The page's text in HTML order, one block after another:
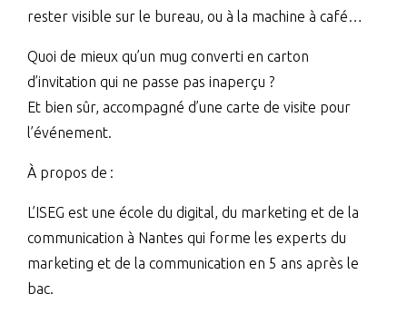
rester visible sur le bureau, ou à la machine à café…
Quoi de mieux qu’un mug converti en carton
d’invitation qui ne passe pas inaperçu ?
Et bien sûr, accompagné d’une carte de visite pour
l’événement.
À propos de :
L’ISEG est une école du digital, du marketing et de la
communication à Nantes qui forme les experts du
marketing et de la communication en 5 ans après le
bac.